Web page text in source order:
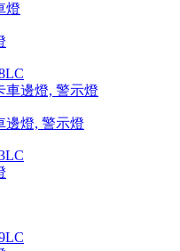
邊燈, 警示燈